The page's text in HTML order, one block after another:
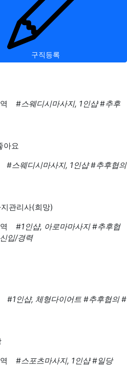
구직등록
역 #스웨디시마사지, 1인샵 #추후
아요
#스웨디시마사지, 1인샵 #추후협의
관리사(희망)
역 #1인샵, 아로마마사지 #추후협
입/경력
#1인샵, 체형다이어트 #추후협의 #
역 #스포츠마사지, 1인샵 #일당